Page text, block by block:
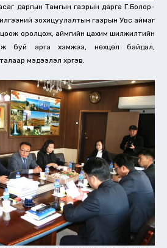
даргын Тамгын газрын дарга Г.Болор-
зохицуулалтын газрын Увс аймаг
оролцож, аймгийн цахим шилжилтийн
буй арга хэмжээ, нөхцөл байдал,
мэдээлэл хүргэв.